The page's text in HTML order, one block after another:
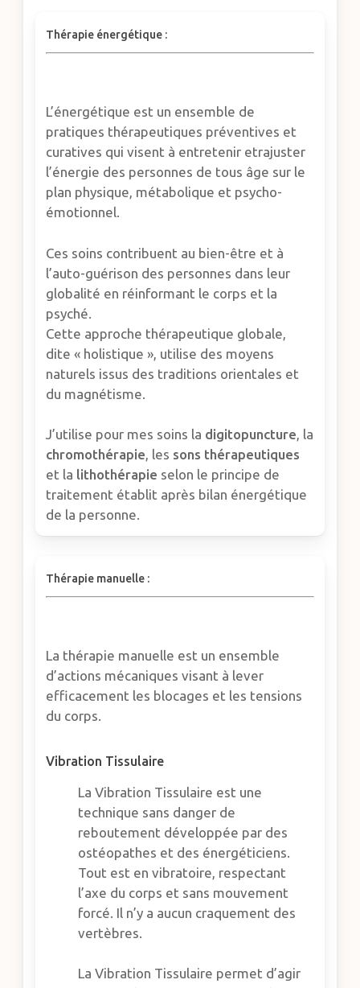
Thérapie énergétique :
L’énergétique est un ensemble de
pratiques thérapeutiques préventives et
curatives qui visent à entretenir etrajuster
l’énergie des personnes de tous âge sur le
plan physique, métabolique et psycho-
émotionnel.
Ces soins contribuent au bien-être et à
l’auto-guérison des personnes dans leur
globalité en réinformant le corps et la
psyché.
Cette approche thérapeutique globale,
dite « holistique », utilise des moyens
naturels issus des traditions orientales et
du magnétisme.
J’utilise pour mes soins la digitopuncture, la
chromothérapie, les sons thérapeutiques
et la lithothérapie selon le principe de
traitement établit après bilan énergétique
de la personne.
Thérapie manuelle :
La thérapie manuelle est un ensemble
d’actions mécaniques visant à lever
efficacement les blocages et les tensions
du corps.
Vibration Tissulaire
La Vibration Tissulaire est une
technique sans danger de
reboutement développée par des
ostéopathes et des énergéticiens.
Tout est en vibratoire, respectant
l’axe du corps et sans mouvement
forcé. Il n’y a aucun craquement des
vertèbres.
La Vibration Tissulaire permet d’agir